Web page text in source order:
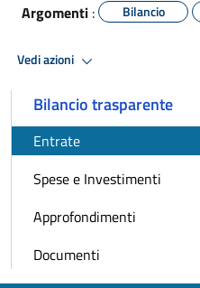
Argomenti : Bilancio
Vedi azioni
Bilancio trasparente
Entrate
Spese e Investimenti
Approfondimenti
Documenti